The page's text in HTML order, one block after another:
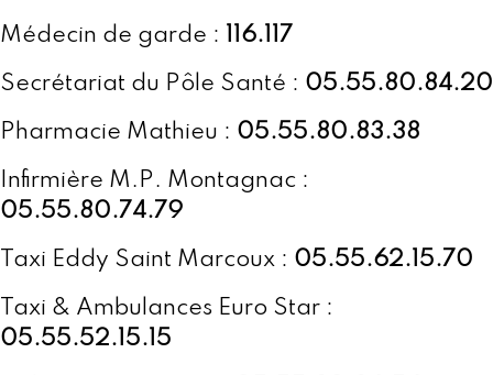
Médecin de garde : 116.117
Secrétariat du Pôle Santé : 05.55.80.84.20
Pharmacie Mathieu : 05.55.80.83.38
Infirmière M.P. Montagnac :
05.55.80.74.79
Taxi Eddy Saint Marcoux : 05.55.62.15.70
Taxi & Ambulances Euro Star :
05.55.52.15.15